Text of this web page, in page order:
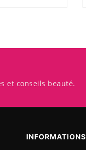
et conseils beauté.
INFORMATIONS